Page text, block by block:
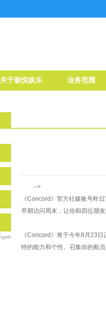
关于极悦娱乐 业务范围
-->
《Concord》官方社媒账号昨
早期访问周末，让你和四位朋友
《Concord》将于今年8月23
特的能力和个性。召集你的船